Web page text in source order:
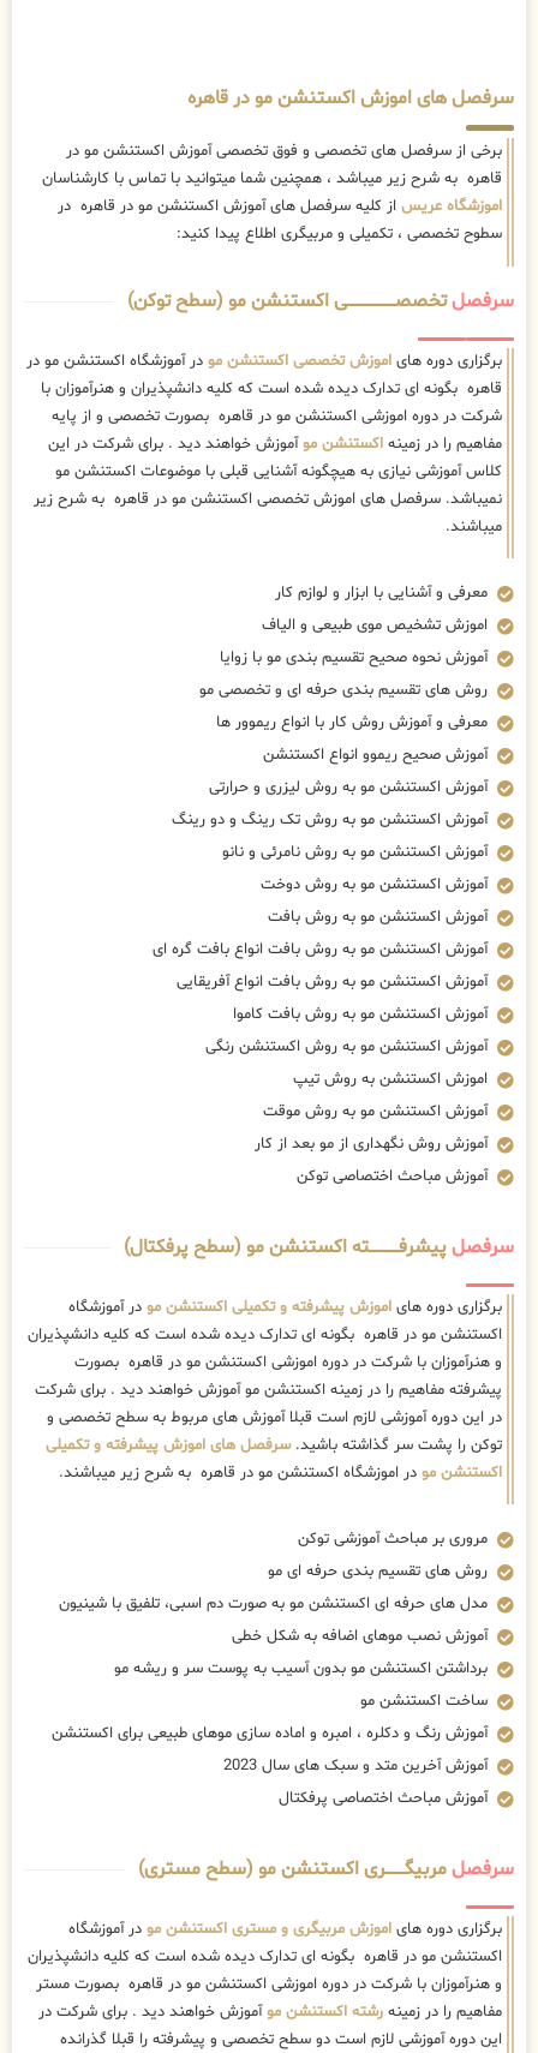
سرفصل
برگزاری دوره هایاموزش تخصصی اکستنشن مودر آموزشگاه اکستنشن مو در
قاهره بگونه ای تدارک دیده شده است که کلیه دانشپذیران و هنرآموزان با
شرکت در دوره اموزشی اکستنشن مو در قاهره بصورت تخصصی و از پایه
کلاس آموزشی نیازی به هیچگونه آشنایی قبلی با موضوعات اکستنشن مو
میباشند.
معرفی و آشنایی با ابزار و لوازم کار
اموزش تشخیص موی طبیعی و الیاف
آموزش نحوه صحیح تقسیم بندی مو با زوایا
روش های تقسیم بندی حرفه ای و تخصصی مو
آموزش صحیح ریموو انواع اکستنشن
آموزش اکستنشن مو به روش لیزری و حرارتی
آموزش اکستنشن مو به روش تک رینگ و دو رینگ
آموزش اکستنشن مو به روش نامرئی و نانو
آموزش اکستنشن مو به روش دوخت
آموزش اکستنشن مو به روش بافت
آموزش اکستنشن مو به روش بافت انواع بافت گره ای
آموزش اکستنشن مو به روش بافت انواع آفریقایی
آموزش اکستنشن مو به روش بافت کاموا
آموزش اکستنشن مو به روش اکستنشن رنگی
اموزش اکستنشن به روش تیپ
آموزش اکستنشن مو به روش موقت
آموزش روش نگهداری از مو بعد از کار
آموزش مباحث اختصاصی توکن
سرفصل پیشرفــــــــــــته اکستنشن مو (سطح پرفکتال)
برگزاری دوره های اموزش پیشرفته و تکمیلی اکستنشن مو
اکستنشن مو در قاهره بگونه ای تدارک دیده شده است که کلیه دانشپذیران
و هنرآموزان با شرکت در دوره اموزشی اکستنشن مو در قاهره بصورت
در این دوره آموزشی لازم است قبلا آموزش های مربوط به سطح تخصصی و
اکستنشن مو
در اموزشگاه اکستنشن مو در قاهره به شرح زیر میباشند.
مروری بر مباحث آموزشی توکن
روش های تقسیم بندی حرفه ای مو
مدل های حرفه ای اکستنشن مو به صورت دم اسبی، تلفیق با شینیون
آموزش نصب موهای اضافه به شکل خطی
ساخت اکستنشن مو
آموزش رنگ و دکلره ، امبره و اماده سازی موهای طبیعی برای اکستنشن
آموزش آخرین متد و سبک های سال 2023
آموزش مباحث اختصاصی پرفکتال
سرفصلمربیگــــــــری اکستنشن مو (سطح مستری)
برگزاری دوره های اموزش مربیگری و مستری اکستنشن مو
اکستنشن مو در قاهره بگونه ای تدارک دیده شده است که کلیه دانشپذیران
و هنرآموزان با شرکت در دوره اموزشی اکستنشن مو در قاهره بصورت مستر
این دوره آموزشی لازم است دو سطح تخصصی و پیشرفته را قبلا گذرانده
شرح زیر میباشند.
مروری بر مباحث آموزشی توکن و پرفکتال
جدیدترین تکنیک های موسسه hairminut در زمینه اکستنشن مو